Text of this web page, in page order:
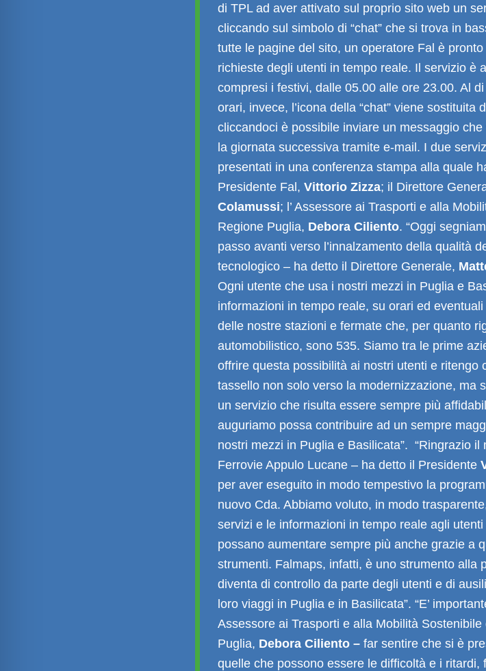
di TPL ad aver attivato sul proprio sito web un
cliccando sul simbolo di “chat” che si trova in
tutte le pagine del sito, un operatore Fal è
richieste degli utenti in tempo reale. Il servizio è
compresi i festivi, dalle 05.00 alle ore 23.00. Al
orari, invece, l’icona della “chat” viene sostituita
cliccandoci è possibile inviare un messaggio
la giornata successiva tramite e-mail. I due
presentati in una conferenza stampa alla quale
Presidente Fal,Vittorio Zizza; il Direttore
Colamussi; l’ Assessore ai Trasporti e alla
Regione Puglia, Debora Ciliento. “Oggi
passo avanti verso l’innalzamento della qualità
tecnologico – ha detto il Direttore Generale,
Ogni utente che usa i nostri mezzi in Puglia e
informazioni in tempo reale, su orari ed
delle nostre stazioni e fermate che, per quanto
automobilistico, sono 535. Siamo tra le prime
offrire questa possibilità ai nostri utenti e ritengo
tassello non solo verso la modernizzazione, ma
un servizio che risulta essere sempre più
auguriamo possa contribuire ad un sempre
nostri mezzi in Puglia e Basilicata”. “Ringrazio il
Ferrovie Appulo Lucane – ha detto il Presidente
per aver eseguito in modo tempestivo la
nuovo Cda. Abbiamo voluto, in modo
servizi e le informazioni in tempo reale agli
possano aumentare sempre più anche grazie a
strumenti. Falmaps, infatti, è uno strumento alla
diventa di controllo da parte degli utenti e di
loro viaggi in Puglia e in Basilicata”. “E’
Assessore ai Trasporti e alla Mobilità
Puglia, Debora Ciliento –far sentire che si è
quelle che possono essere le difficoltà e i ritardi,